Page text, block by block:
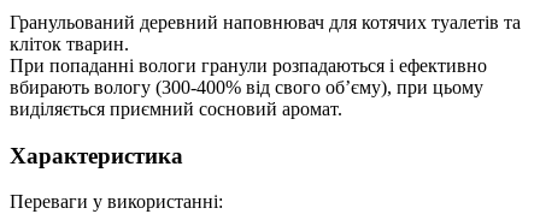
Гранульований деревний наповнювач для котячих туалетів та
кліток тварин.
При попаданні вологи гранули розпадаються і ефективно
вбирають вологу (300-400% від свого об’єму), при цьому
виділяється приємний сосновий аромат.
Характеристика
Переваги у використанні: